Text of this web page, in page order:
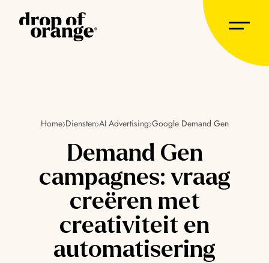
Home Diensten AI Advertising Google Demand Gen
Demand Gen
campagnes: vraag
creëren met
creativiteit en
automatisering